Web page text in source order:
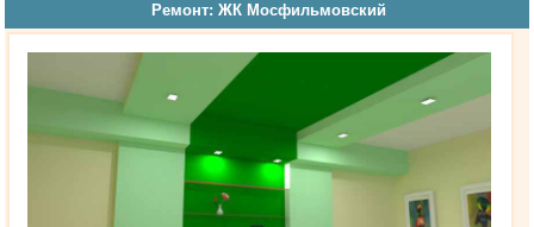
Ремонт: ЖК Мосфильмовский